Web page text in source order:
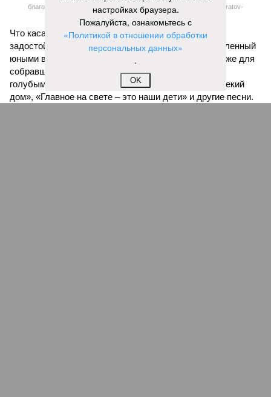
благотворительный концерт «Вера, надежда, любовь» (фото: saratov-
eparhia.ru)
Что касается вокальных выступлений, их открыл
задостойник Пасхи Валаамского распева, подготовленный
юными вокалистами Образовательного центра. Также для
собравшихся прозвучали композиции «Над небом
голубым», «За рекой», «Все зависит от Бога», «Далекий
дом», «Главное на свете – это наши дети» и другие песни.
настройках браузера.
Пожалуйста, ознакомьтесь с
«Политикой в отношении обработки
персональных данных»
.
OK